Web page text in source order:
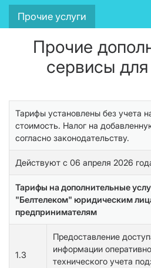
Прочие услуги
Прочие
сервисы для
Тарифы установлены без учета
стоимость. Налог на
согласно законодательству.
Действуют с 06 апреля 2026
Тарифы на дополнительные
"Белтелеком" юридическим
предпринимателям
1.3
Предоставление
информации
технического учета